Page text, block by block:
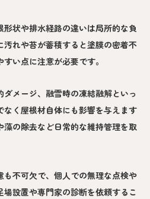
状や排水経路の違いは局所的な負
れや苔が蓄積すると塗膜の密着不
い点に注意が必要です。
メージ、融雪時の凍結融解といっ
なく屋根材自体にも影響を与えます
藻の除去など日常的な維持管理を取
不可欠で、個人での無理な点検や
設置や専門家の診断を依頼するこ